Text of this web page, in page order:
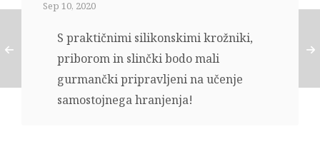
Sep 10, 2020
S praktičnimi silikonskimi krožniki,
priborom in slinčki bodo mali
gurmančki pripravljeni na učenje
samostojnega hranjenja!